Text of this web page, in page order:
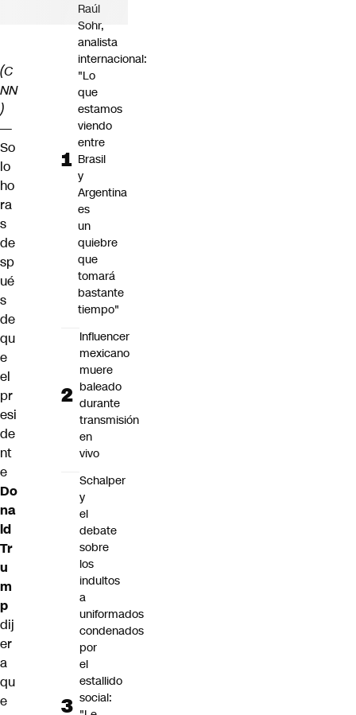
(C
NN
)
—
So
lo
ho
ra
s
de
sp
ué
s
de
qu
e
el
pr
esi
de
nt
e
Do
na
ld
Tr
u
m
p
dij
er
a
qu
e
Raúl
Sohr,
analista
internacional:
"Lo
que
estamos
viendo
entre
Brasil
y
Argentina
es
un
quiebre
que
tomará
bastante
tiempo"
Influencer
mexicano
muere
baleado
durante
transmisión
en
vivo
Schalper
y
el
debate
sobre
los
indultos
a
uniformados
condenados
por
el
estallido
social: